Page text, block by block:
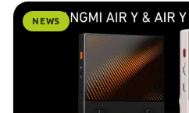
NEWS